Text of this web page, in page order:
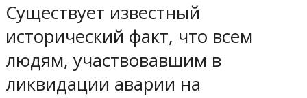
Существует известный
исторический факт, что всем
людям, участвовавшим в
ликвидации аварии на